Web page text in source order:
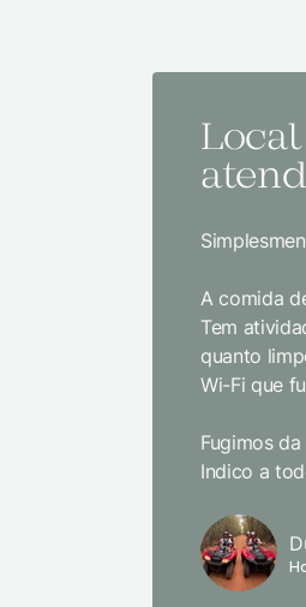
A comida
Tem
quanto
Wi-Fi que
Fugimos
Indico a